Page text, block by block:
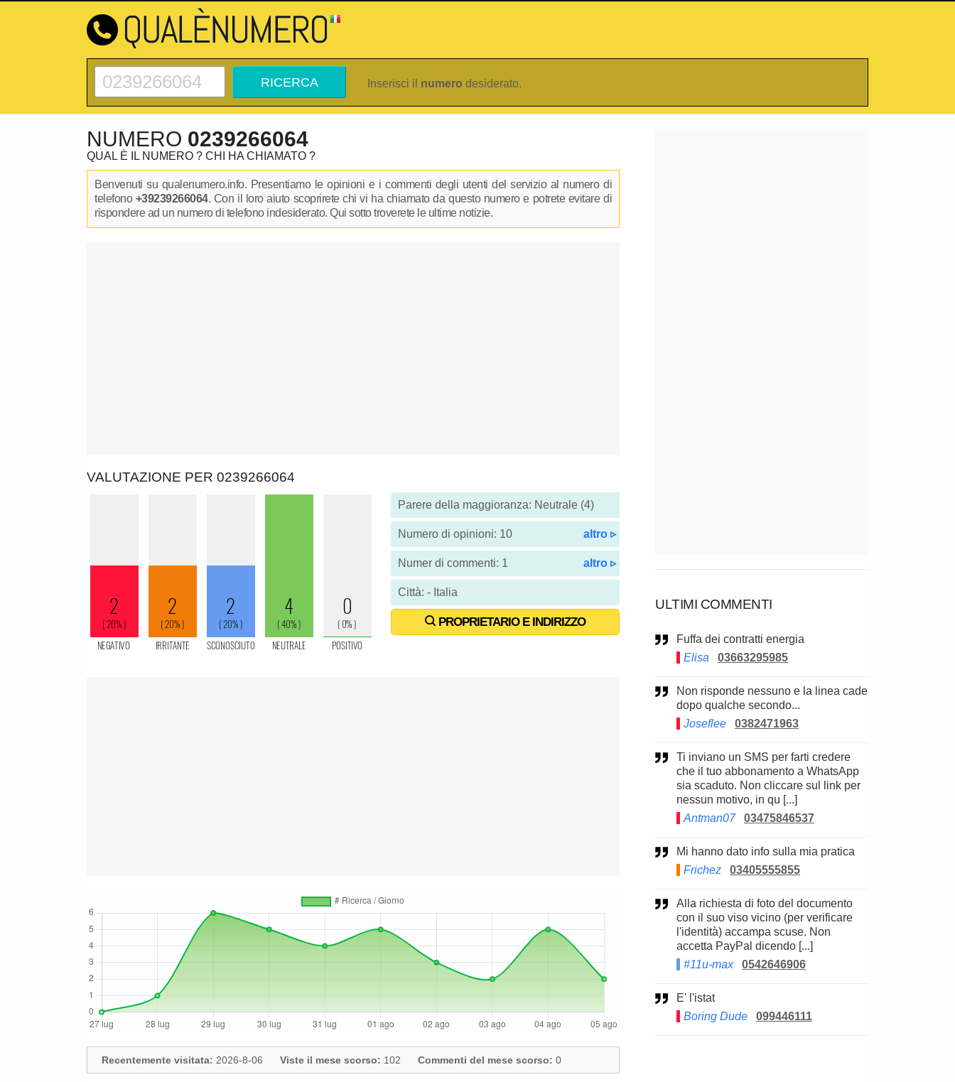
Inserisci il numero desiderato.
NUMERO 0239266064
QUAL È IL NUMERO ? CHI HA CHIAMATO ?
Benvenuti su qualenumero.info. Presentiamo le opinioni e i commenti degli utenti del servizio al numero di
telefono +39239266064. Con il loro aiuto scoprirete chi vi ha chiamato da questo numero e potrete evitare di
rispondere ad un numero di telefono indesiderato. Qui sotto troverete le ultime notizie.
VALUTAZIONE PER 0239266064
Parere della maggioranza: Neutrale (4)
Numero di opinioni: 10 altro ▹
Numer di commenti: 1 altro ▹
Città: - Italia
PROPRIETARIO E INDIRIZZO
Recentemente visitata: 2026-8-06 Viste il mese scorso: 102 Commenti del mese scorso: 0
ULTIMI COMMENTI
Fuffa dei contratti energia
Elisa
03663295985
Non risponde nessuno e la linea cade
dopo qualche secondo...
Joseflee
0382471963
Ti inviano un SMS per farti credere
che il tuo abbonamento a WhatsApp
sia scaduto. Non cliccare sul link per
nessun motivo, in qu [...]
Antman07
03475846537
Mi hanno dato info sulla mia pratica
Frichez
03405555855
Alla richiesta di foto del documento
con il suo viso vicino (per verificare
l'identità) accampa scuse. Non
accetta PayPal dicendo [...]
#11u-max
0542646906
E' l'istat
Boring Dude
099446111